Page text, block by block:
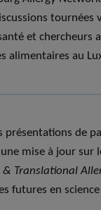
tournées
et chercheurs
alimentaires au
présentations de
mise à jour sur
Translational
futures en